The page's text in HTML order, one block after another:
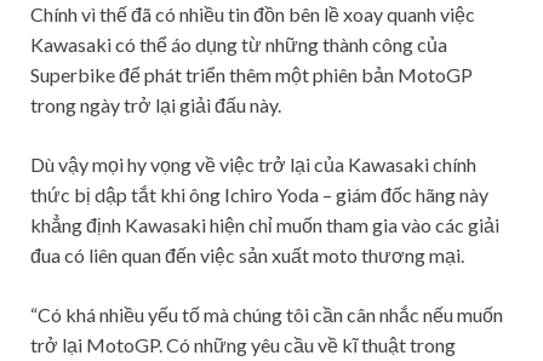
Chính vì thế đã có nhiều tin đồn bên lề xoay quanh việc
Kawasaki có thể áo dụng từ những thành công của
Superbike để phát triển thêm một phiên bản MotoGP
trong ngày trở lại giải đấu này.
Dù vậy mọi hy vọng về việc trở lại của Kawasaki chính
thức bị dập tắt khi ông Ichiro Yoda – giám đốc hãng này
khẳng định Kawasaki hiện chỉ muốn tham gia vào các giải
đua có liên quan đến việc sản xuất moto thương mại.
“Có khá nhiều yếu tố mà chúng tôi cần cân nhắc nếu muốn
trở lại MotoGP. Có những yêu cầu về kĩ thuật trong